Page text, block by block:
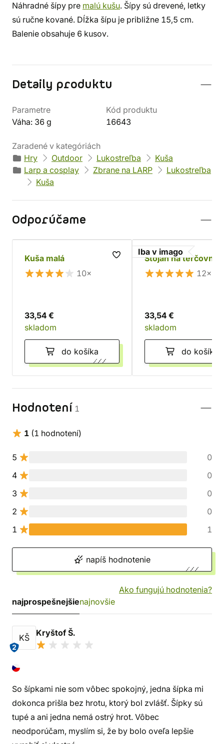
Náhradné šípy pre malú kušu. Šípy sú drevené, letky
sú ručne kované. Dĺžka šípu je približne 15,5 cm.
Balenie obsahuje 6 kusov.
Detaily produktu
Parametre
Váha: 36 g
Kód produktu
16643
Zaradené v kategóriách
Hry
Outdoor Lukostreľba
Kuša
Larp a cosplay
Zbrane na LARP
Lukostreľba
Kuša
Odporúčame
Kuša malá
10×
33,54 €
skladom
do košíka
Iba v imago
Stojan na
12×
33,54 €
skladom
do košíka
Hodnotení 1
1 (1 hodnotení)
5
0
4
0
3
0
2
0
1
1
napíš hodnotenie
Ako fungujú hodnotenia?
najprospešnejšienajnovšie
KŠ
2
Kryštof Š.
So šípkami nie som vôbec spokojný, jedna šípka mi
dokonca prišla bez hrotu, ktorý bol zvlášť. Šípky sú
tupé a ani jedna nemá ostrý hrot. Vôbec
neodporúčam, myslím si, že by bolo oveľa lepšie